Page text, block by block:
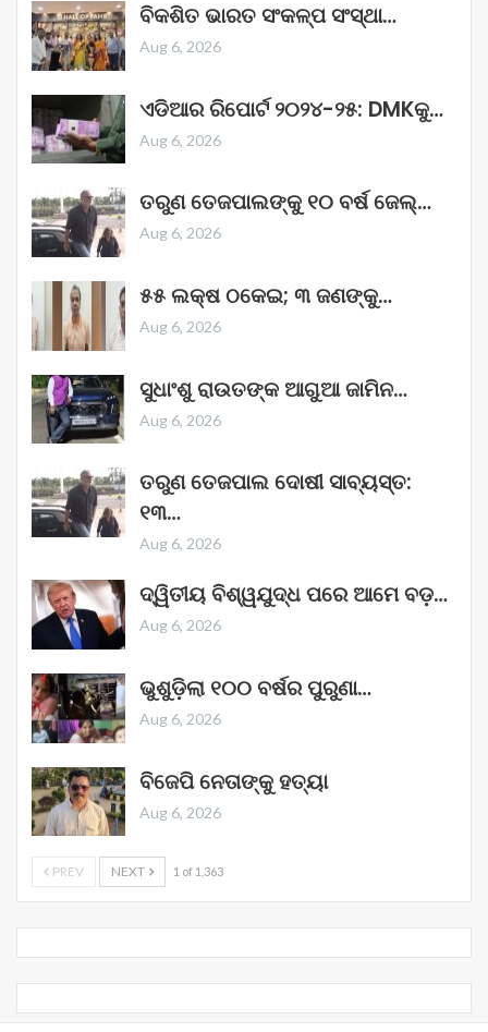
ବିକଶିତ ଭାରତ ସଂକଳ୍ପ ସଂସ୍ଥା…
Aug 6, 2026
ଏଡିଆର ରିପୋର୍ଟ ୨୦୨୪-୨୫: DMKକୁ…
Aug 6, 2026
ତରୁଣ ତେଜପାଲଙ୍କୁ ୧୦ ବର୍ଷ ଜେଲ୍‌…
Aug 6, 2026
୫୫ ଲକ୍ଷ ଠକେଇ; ୩ ଜଣଙ୍କୁ…
Aug 6, 2026
ସୁଧାଂଶୁ ରାଉତଙ୍କ ଆଗୁଆ ଜାମିନ…
Aug 6, 2026
ତରୁଣ ତେଜପାଲ ଦୋଷୀ ସାବ୍ୟସ୍ତ:
୧୩…
Aug 6, 2026
ଦ୍ୱିତୀୟ ବିଶ୍ୱଯୁଦ୍ଧ ପରେ ଆମେ ବଡ଼…
Aug 6, 2026
ଭୁଶୁଡ଼ିଲା ୧୦୦ ବର୍ଷର ପୁରୁଣା…
Aug 6, 2026
ବିଜେପି ନେତାଙ୍କୁ ହତ୍ୟା
Aug 6, 2026
PREV NEXT 1 of 1,363